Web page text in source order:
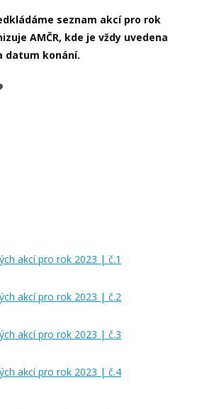
seznam akcí pro rok
AMČR, kde je vždy uvedena
datum konání.
akcí pro rok 2023 | č.1
akcí pro rok 2023 | č.2
akcí pro rok 2023 | č.3
akcí pro rok 2023 | č.4